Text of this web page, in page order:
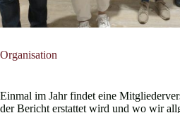
Organisation
Einmal im Jahr findet eine
der Bericht erstattet wird und wo wir